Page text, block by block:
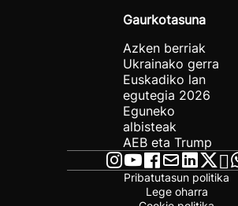
Gaurkotasuna
Azken berriak
Ukrainako gerra
Euskadiko lan
egutegia 2026
Eguneko
albisteak
AEB eta Trump
Pribatutasun politika
Lege oharra